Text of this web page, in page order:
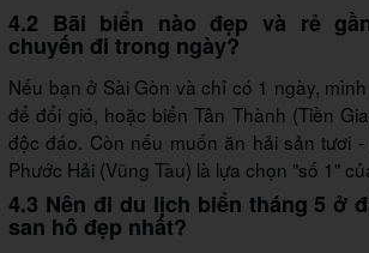
4.2 Bãi biển nào đẹp và rẻ
chuyến đi trong ngày?
Nếu bạn ở Sài Gòn và chỉ có 1 ngày,
để đổi gió, hoặc biển Tân Thành (Tiền
độc đáo. Còn nếu muốn ăn hải sản tươi
Phước Hải (Vũng Tàu) là lựa chọn "số 1"
4.3 Nên đi du lịch biển tháng 5 ở
san hô đẹp nhất?